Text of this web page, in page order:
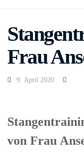
Frau
9. April 2020
von Frau